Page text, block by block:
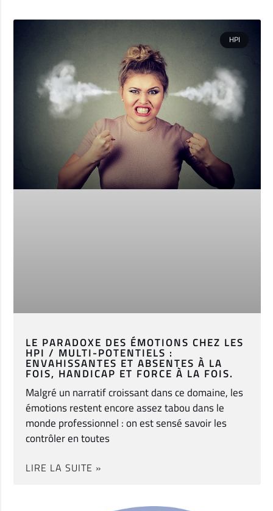
HPI
LE PARADOXE DES ÉMOTIONS CHEZ LES
HPI / MULTI-POTENTIELS :
ENVAHISSANTES ET ABSENTES À LA
FOIS, HANDICAP ET FORCE À LA FOIS.
Malgré un narratif croissant dans ce domaine, les
émotions restent encore assez tabou dans le
monde professionnel : on est sensé savoir les
contrôler en toutes
LIRE LA SUITE »